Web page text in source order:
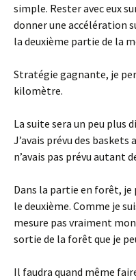
simple. Rester avec eux
donner une accélération
la deuxième partie de la
Stratégie gagnante, je
kilomètre.
La suite sera un peu plus
J’avais prévu des baskets
n’avais pas prévu autant
Dans la partie en forêt, je
le deuxième. Comme je
mesure pas vraiment
sortie de la forêt que je
Il faudra quand même